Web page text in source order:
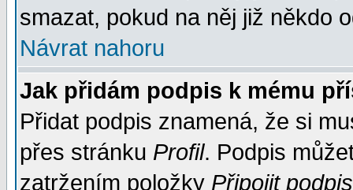
smazat, pokud na něj již někdo
Návrat nahoru
Jak přidám podpis k mému
Přidat podpis znamená, že si
přes stránku Profil. Podpis
zatržením položky Připojit podpis